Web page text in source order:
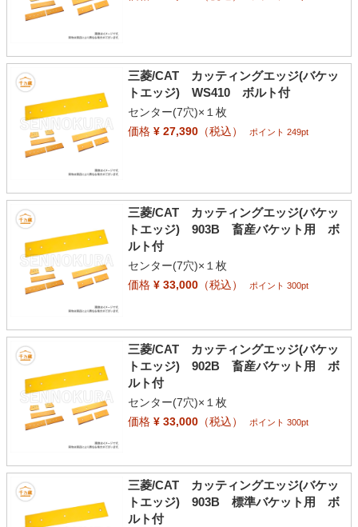
三菱/CAT カッティングエッジ(バケッ
トエッジ) WS410 ボルト付
センター(7穴)×１枚
価格¥ 27,390（税込） ポイント 249pt
三菱/CAT カッティングエッジ(バケッ
トエッジ) 903B 畜産バケット用 ボ
ルト付
センター(7穴)×１枚
価格¥ 33,000（税込） ポイント 300pt
三菱/CAT カッティングエッジ(バケッ
トエッジ) 902B 畜産バケット用 ボ
ルト付
センター(7穴)×１枚
価格¥ 33,000（税込） ポイント 300pt
三菱/CAT カッティングエッジ(バケッ
トエッジ) 903B 標準バケット用 ボ
ルト付